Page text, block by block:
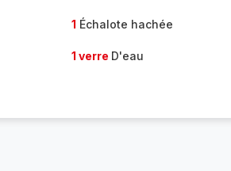
1 Échalote hachée
1 verre D'eau